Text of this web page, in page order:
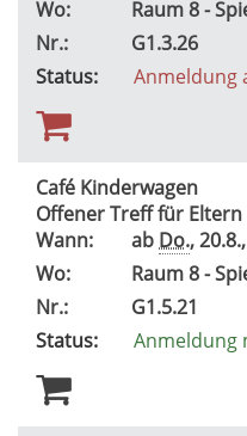
Wo:
Raum 8 -
Nr.:
G1.3.26
Status:
Anmeldung
Café Kinderwagen
Offener Treff für
Wann:
ab Do.,
Wo:
Raum 8 -
Nr.:
G1.5.21
Status:
Anmeldung